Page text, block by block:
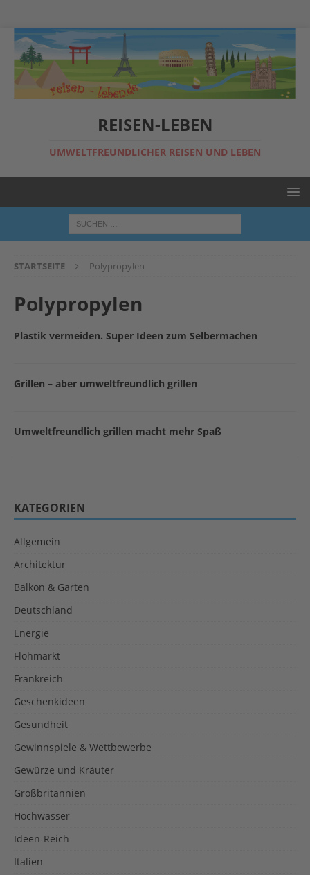
REISEN-LEBEN
UMWELTFREUNDLICHER REISEN UND LEBEN
STARTSEITE Polypropylen
Polypropylen
Plastik vermeiden. Super Ideen zum Selbermachen
Grillen – aber umweltfreundlich grillen
Umweltfreundlich grillen macht mehr Spaß
KATEGORIEN
Allgemein
Architektur
Balkon & Garten
Deutschland
Energie
Flohmarkt
Frankreich
Geschenkideen
Gesundheit
Gewinnspiele & Wettbewerbe
Gewürze und Kräuter
Großbritannien
Hochwasser
Ideen-Reich
Italien